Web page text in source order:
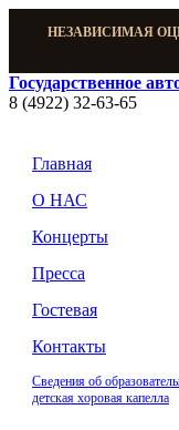
НЕЗАВИСИМАЯ
Государственное
8 (4922) 32-63-65
Главная
О НАС
Концерты
Пресса
Гостевая
Контакты
Сведения об
детская хоровая капелла